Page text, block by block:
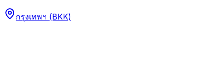
กรุงเทพฯ (BKK)